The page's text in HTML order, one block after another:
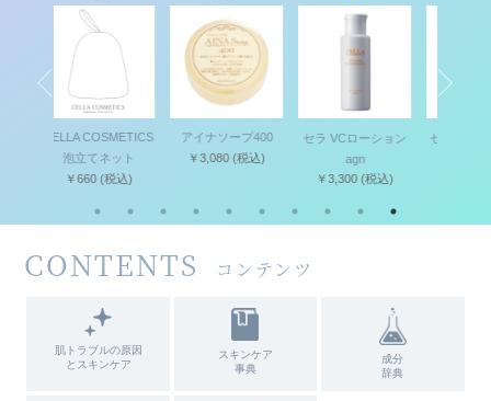
アイナソープ400
￥3,080
セラ VCローション
agn
セラ MDピーリング
￥4,950
CONTENTS コンテンツ
肌トラブルの原因
とスキンケア
スキンケア
事典
成分
辞典